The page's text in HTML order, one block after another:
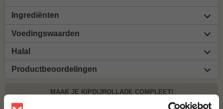
Ingrediënten
Voedingswaarden
Halal
Productbeoordelingen
MAAK JE KIPDIJROLLADE COMPLEET!